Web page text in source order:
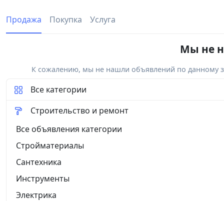
Продажа Покупка Услуга
Мы не
К сожалению, мы не нашли объявлений по данному
Все категории
Строительство и ремонт
Все объявления категории
Стройматериалы
Сантехника
Инструменты
Электрика